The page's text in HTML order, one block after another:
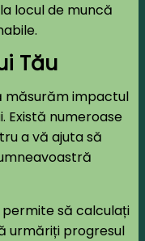
locul de muncă
Tău
măsurăm impactul
Există numeroase
a vă ajuta să
să calculați
urmăriți progresul